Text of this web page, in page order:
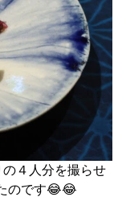
４人分を撮らせ
のです😂😂